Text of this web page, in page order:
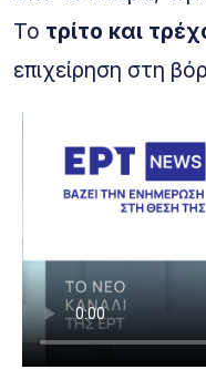
Το τρίτο και
επιχείρηση στη